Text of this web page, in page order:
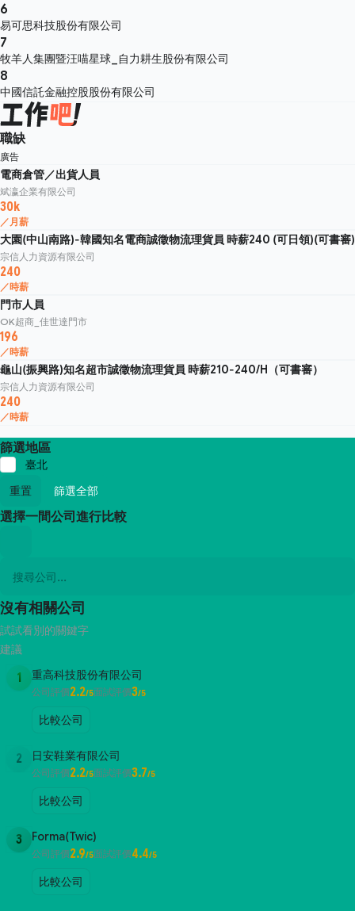
6
易可思科技股份有限公司
7
牧羊人集團暨汪喵星球_自力耕生股份有限公司
8
中國信託金融控股股份有限公司
職缺
廣告
電商倉管／出貨人員
斌瀛企業有限公司
30k
／月薪
大園(中山南路)-韓國知名電商誠徵物流理貨員 時薪240 (可日領)(可書審)
宗信人力資源有限公司
240
／時薪
門市人員
OK超商_佳世達門市
196
／時薪
龜山(振興路)知名超市誠徵物流理貨員 時薪210-240/H（可書審）
宗信人力資源有限公司
240
／時薪
篩選地區
臺北
重置
篩選全部
選擇一間公司進行比較
沒有相關公司
試試看別的關鍵字
建議
1 重高科技股份有限公司
公司評價2.2/5面試評價3/5
比較公司
2 日安鞋業有限公司
公司評價2.2/5面試評價3.7/5
比較公司
3 Forma(Twic)
公司評價2.9/5面試評價4.4/5
比較公司